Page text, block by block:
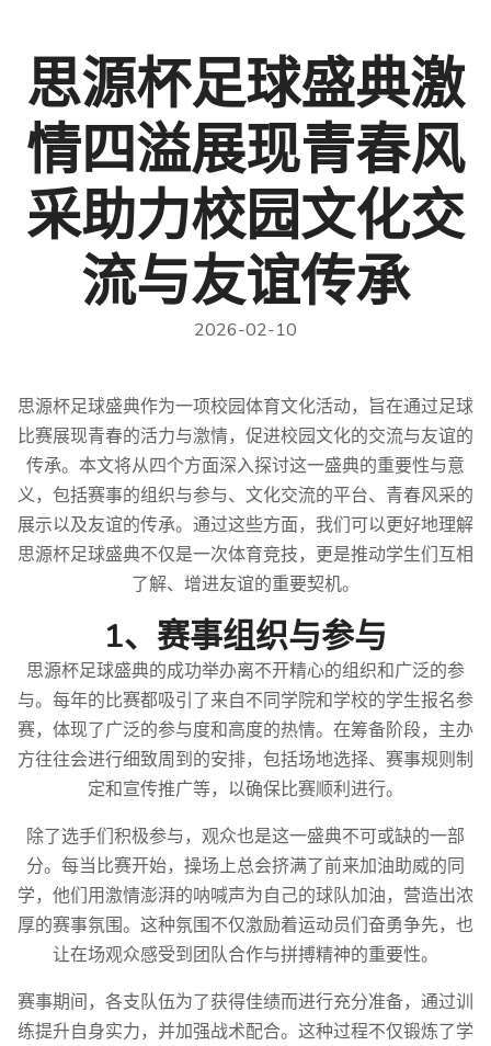
思源杯足球盛典激
情四溢展现青春风
采助力校园文化交
流与友谊传承
2026-02-10
思源杯足球盛典作为一项校园体育文化活动，旨在通过足球
比赛展现青春的活力与激情，促进校园文化的交流与友谊的
传承。本文将从四个方面深入探讨这一盛典的重要性与意
义，包括赛事的组织与参与、文化交流的平台、青春风采的
展示以及友谊的传承。通过这些方面，我们可以更好地理解
思源杯足球盛典不仅是一次体育竞技，更是推动学生们互相
了解、增进友谊的重要契机。
1、赛事组织与参与
思源杯足球盛典的成功举办离不开精心的组织和广泛的参
与。每年的比赛都吸引了来自不同学院和学校的学生报名参
赛，体现了广泛的参与度和高度的热情。在筹备阶段，主办
方往往会进行细致周到的安排，包括场地选择、赛事规则制
定和宣传推广等，以确保比赛顺利进行。
除了选手们积极参与，观众也是这一盛典不可或缺的一部
分。每当比赛开始，操场上总会挤满了前来加油助威的同
学，他们用激情澎湃的呐喊声为自己的球队加油，营造出浓
厚的赛事氛围。这种氛围不仅激励着运动员们奋勇争先，也
让在场观众感受到团队合作与拼搏精神的重要性。
赛事期间，各支队伍为了获得佳绩而进行充分准备，通过训
练提升自身实力，并加强战术配合。这种过程不仅锻炼了学